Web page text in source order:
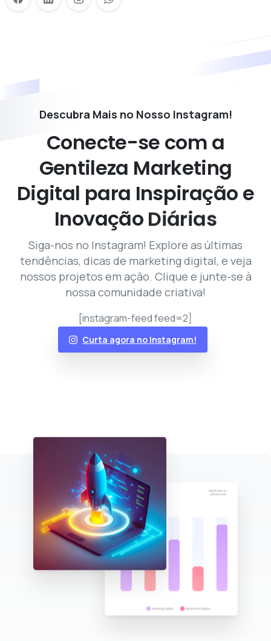
Descubra Mais no Nosso Instagram!
Conecte-se com a
Gentileza Marketing
Digital para Inspiração e
Inovação Diárias
Siga-nos no Instagram! Explore as últimas
tendências, dicas de marketing digital, e veja
nossos projetos em ação. Clique e junte-se à
nossa comunidade criativa!
[instagram-feed feed=2]
Curta agora no Instagram!